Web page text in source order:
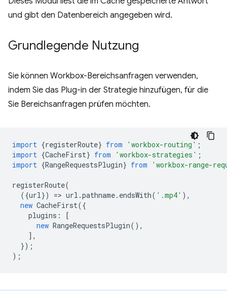
und gibt den Datenbereich angegeben wird.
Grundlegende Nutzung
Sie können Workbox-Bereichsanfragen verwenden,
indem Sie das Plug-in der Strategie hinzufügen, für die
Sie Bereichsanfragen prüfen möchten.
import {registerRoute} from 'workbox-routing' ;
import {CacheFirst} from 'workbox-strategies' ;
import {RangeRequestsPlugin} from 'workbox-range-
registerRoute(
({url}) => url .pathname. endsWith( '.mp4' ),
new CacheFirst({
plugins :
[
new RangeRequestsPlugin(),
],
});
);